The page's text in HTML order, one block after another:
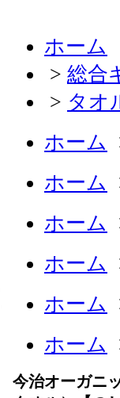
ホーム
> 総合
> タオ
ホーム
ホーム
ホーム
ホーム
ホーム
ホーム
今治オーガニ